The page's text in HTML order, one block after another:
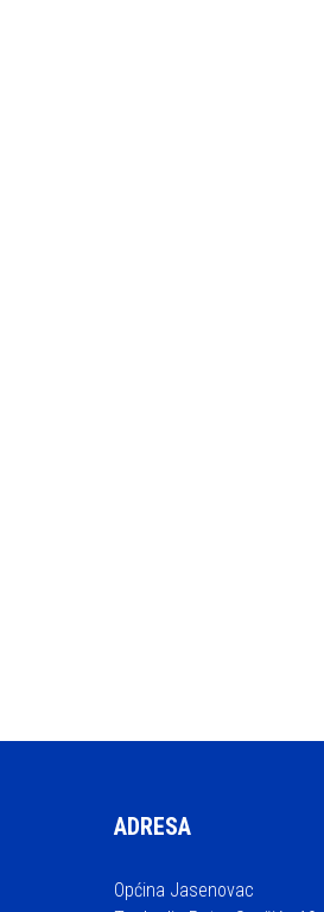
ADRESA
Općina Jasenovac